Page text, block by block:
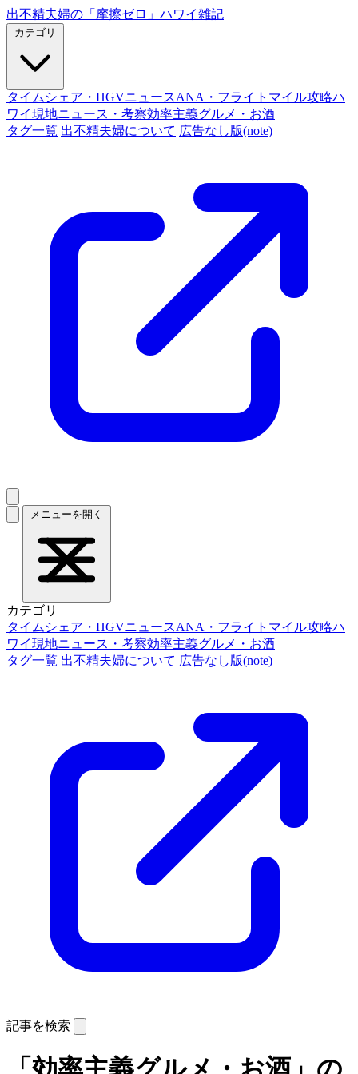
出不精夫婦の 「摩擦ゼロ」 ハワイ雑記
タイムシェア・HGVニュースANA・フライトマイル攻略ハ
ワイ現地ニュース・考察効率主義グルメ・お酒
タグ一覧 出不精夫婦について 広告なし版(note)
メニューを開く
カテゴリ
タイムシェア・HGVニュースANA・フライトマイル攻略ハ
ワイ現地ニュース・考察効率主義グルメ・お酒
タグ一覧 出不精夫婦について 広告なし版(note)
記事を検索